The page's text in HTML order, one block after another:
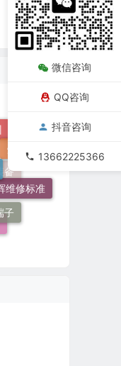
08/06
子
维修标准
灯
备
微信咨询
QQ咨询
抖音咨询
13662225366